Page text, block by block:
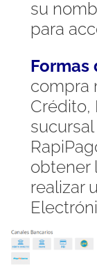
su
para
Formas
compra
Crédito,
obtener
realizar